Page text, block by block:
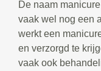
De naam
vaak wel nog een
werkt een
en verzorgd te
vaak ook